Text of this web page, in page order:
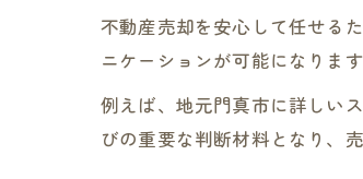
不動産売却を安心して任せる
ニケーションが可能になります
例えば、地元門真市に詳しい
びの重要な判断材料となり、